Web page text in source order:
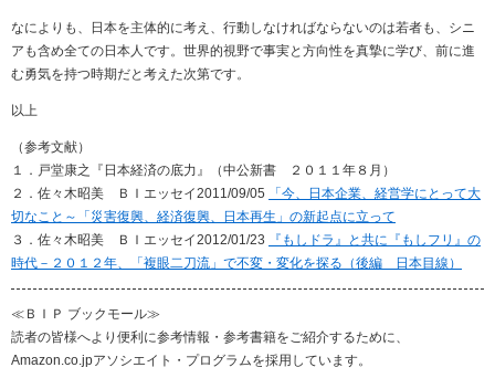
なによりも、日本を主体的に考え、行動しなければならないのは若者も、シニ
アも含め全ての日本人です。世界的視野で事実と方向性を真摯に学び、前に進
む勇気を持つ時期だと考えた次第です。
以上
（参考文献）
１．戸堂康之『日本経済の底力』（中公新書 ２０１１年８月）
２．佐々木昭美 ＢＩエッセイ2011/09/05
「今、日本企業、経営学にとって大
切なこと～「災害復興、経済復興、日本再生」の新起点に立って
３．佐々木昭美 ＢＩエッセイ2012/01/23
『もしドラ』と共に『もしフリ』の
時代－２０１２年、「複眼二刀流」で不変・変化を探る（後編 日本目線）
≪ＢＩＰ ブックモール≫
読者の皆様へより便利に参考情報・参考書籍をご紹介するために、
Amazon.co.jpアソシエイト・プログラムを採用しています。